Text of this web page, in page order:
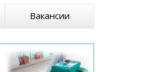
Вакансии